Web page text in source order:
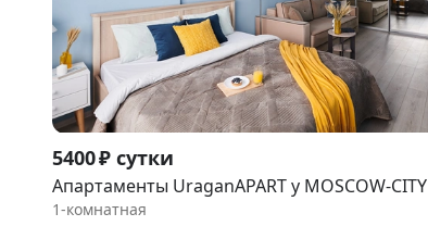
Item
1
of
5400 ₽ сутки
Апартаменты UraganAPART у MOSCOW-CITY
1-комнатная